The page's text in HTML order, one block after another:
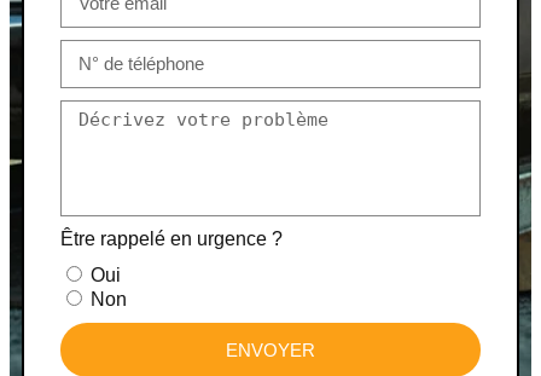
Être rappelé en urgence ?
Oui
Non
ENVOYER